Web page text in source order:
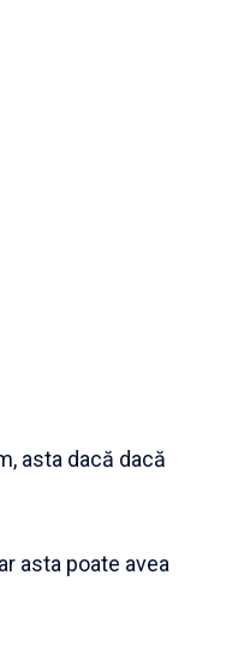
asta dacă dacă
asta poate avea